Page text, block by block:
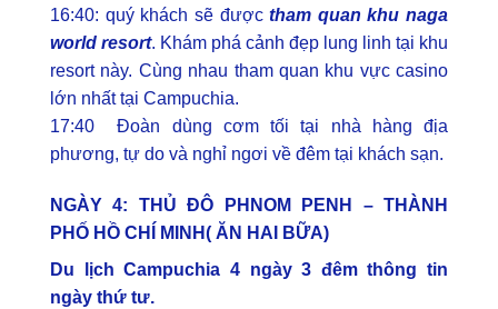
16:40: quý khách sẽ đượctham quan khu naga
world resort. Khám phá cảnh đẹp lung linh tại khu
resort này. Cùng nhau tham quan khu vực casino
lớn nhất tại Campuchia.
17:40 Đoàn dùng cơm tối tại nhà hàng địa
phương, tự do và nghỉ ngơi về đêm tại khách sạn.
NGÀY 4: THỦ ĐÔ PHNOM PENH – THÀNH
PHỐ HỒ CHÍ MINH( ĂN HAI BỮA)
Du lịch Campuchia 4 ngày 3 đêm thông tin
ngày thứ tư.